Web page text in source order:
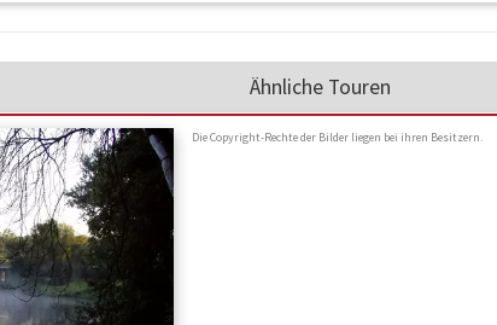
Ähnliche Touren
Die Copyright-Rechte der Bilder liegen bei ihren Besitzern.